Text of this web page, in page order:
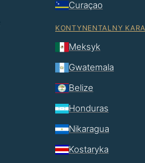
Curaçao
KONTYNENTALNY
Meksyk
Gwatemala
Belize
Honduras
Nikaragua
Kostaryka